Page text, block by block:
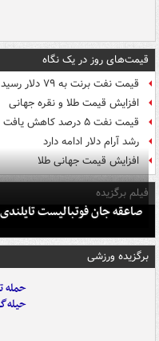
قیمت‌های روز در یک نگاه
قیمت نفت برنت به ۷۹ دلار رسید
افزایش قیمت طلا و نقره جهانی
قیمت نفت ۵ درصد کاهش یافت
رشد آرام دلار ادامه دارد
افزایش قیمت جهانی طلا
فیلم برگزیده
صاعقه جان فوتبالیست
برگزیده ورزشی
حمله